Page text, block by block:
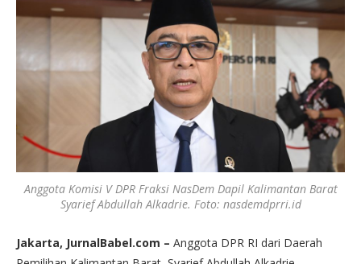
Anggota Komisi V DPR Fraksi NasDem Dapil Kalimantan Barat
Syarief Abdullah Alkadrie. Foto: nasdemdprri.id
Jakarta, JurnalBabel.com – Anggota DPR RI dari Daerah